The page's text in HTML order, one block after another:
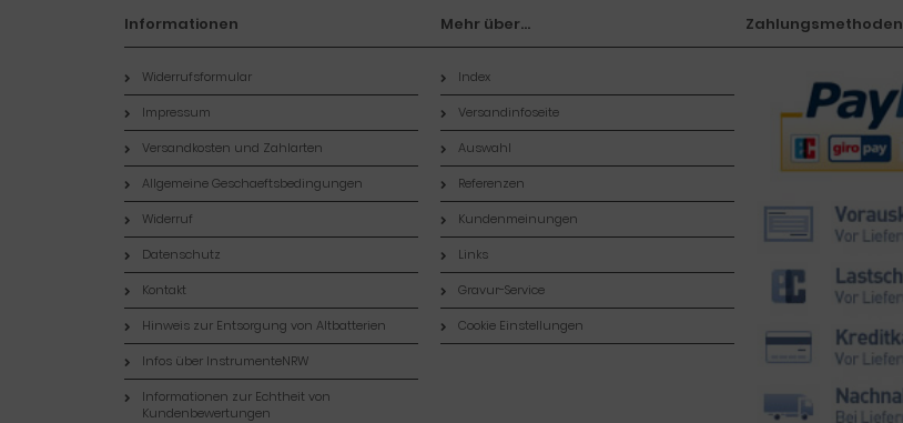
Informationen
Widerrufsformular
Impressum
Versandkosten und Zahlarten
Allgemeine Geschaeftsbedingungen
Widerruf
Datenschutz
Kontakt
Hinweis zur Entsorgung von Altbatterien
Infos über InstrumenteNRW
Informationen zur Echtheit von
Kundenbewertungen
Mehr über...
Index
Versandinfoseite
Auswahl
Referenzen
Kundenmeinungen
Links
Gravur-Service
Cookie Einstellungen
Zahlungsmethoden